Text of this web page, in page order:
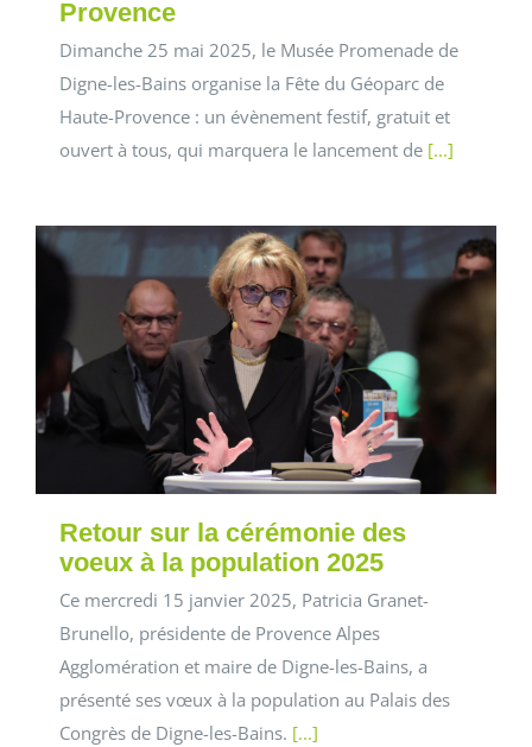
Provence
Dimanche 25 mai 2025, le Musée Promenade de
Digne-les-Bains organise la Fête du Géoparc de
Haute-Provence : un évènement festif, gratuit et
ouvert à tous, qui marquera le lancement de [...]
Retour sur la cérémonie des
voeux à la population 2025
Ce mercredi 15 janvier 2025, Patricia Granet-
Brunello, présidente de Provence Alpes
Agglomération et maire de Digne-les-Bains, a
présenté ses vœux à la population au Palais des
Congrès de Digne-les-Bains. [...]